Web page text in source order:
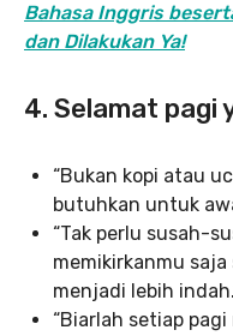
Bahasa Inggris
dan Dilakukan Ya!
4. Selamat pagi
“Bukan kopi atau
butuhkan untuk
“Tak perlu susah-
memikirkanmu
menjadi lebih
“Biarlah setiap